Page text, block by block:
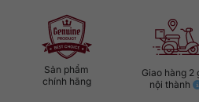
Sản phẩm
chính hãng
Giao hàng 2
nội thành